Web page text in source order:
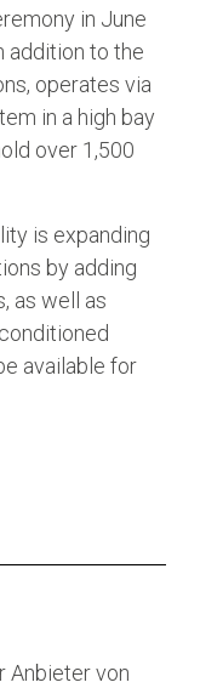
in June
addition to the
operates via
in a high bay
over 1,500
is expanding
by adding
as well as
available for
Anbieter von